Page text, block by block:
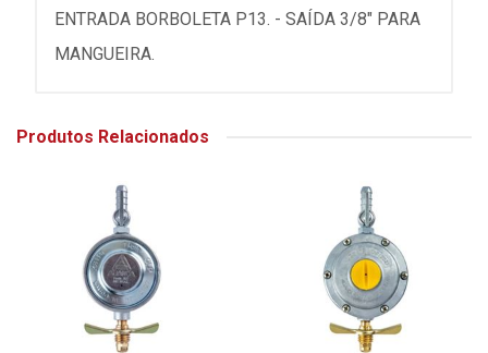
ENTRADA BORBOLETA P13. - SAÍDA 3/8" PARA
MANGUEIRA.
Produtos Relacionados